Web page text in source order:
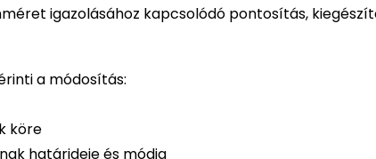
igazolásához kapcsolódó pontosítás,
a módosítás:
köre
határideje és módja